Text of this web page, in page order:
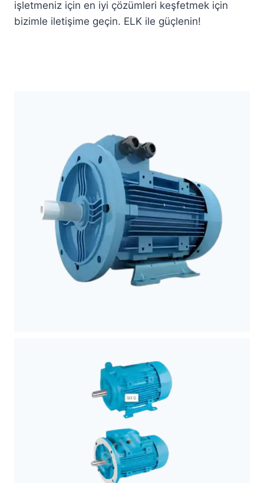
işletmeniz için en iyi çözümleri keşfetmek için
bizimle iletişime geçin. ELK ile güçlenin!